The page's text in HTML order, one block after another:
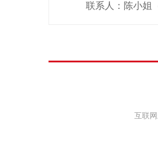
联系人：陈小姐
互联